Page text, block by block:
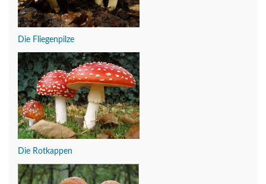
Die Fliegenpilze
Die Rotkappen